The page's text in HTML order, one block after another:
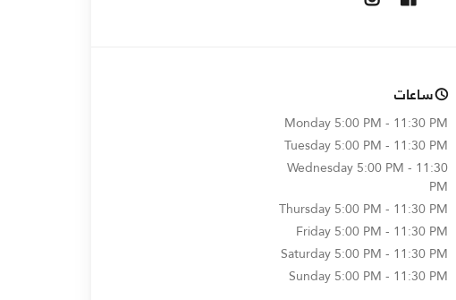
ساعات
Monday 5:00 PM - 11:30 PM
Tuesday 5:00 PM - 11:30 PM
Wednesday 5:00 PM - 11:30
PM
Thursday 5:00 PM - 11:30 PM
Friday 5:00 PM - 11:30 PM
Saturday 5:00 PM - 11:30 PM
Sunday 5:00 PM - 11:30 PM